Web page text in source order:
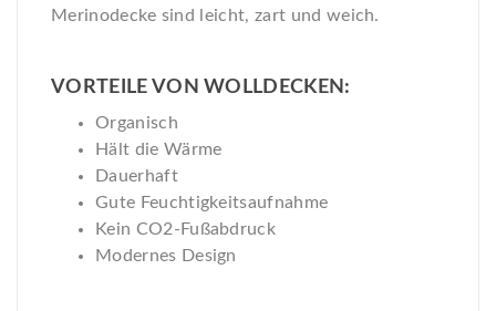
Merinodecke sind leicht, zart und weich.
VORTEILE VON WOLLDECKEN:
Organisch
Hält die Wärme
Dauerhaft
Gute Feuchtigkeitsaufnahme
Kein CO2-Fußabdruck
Modernes Design